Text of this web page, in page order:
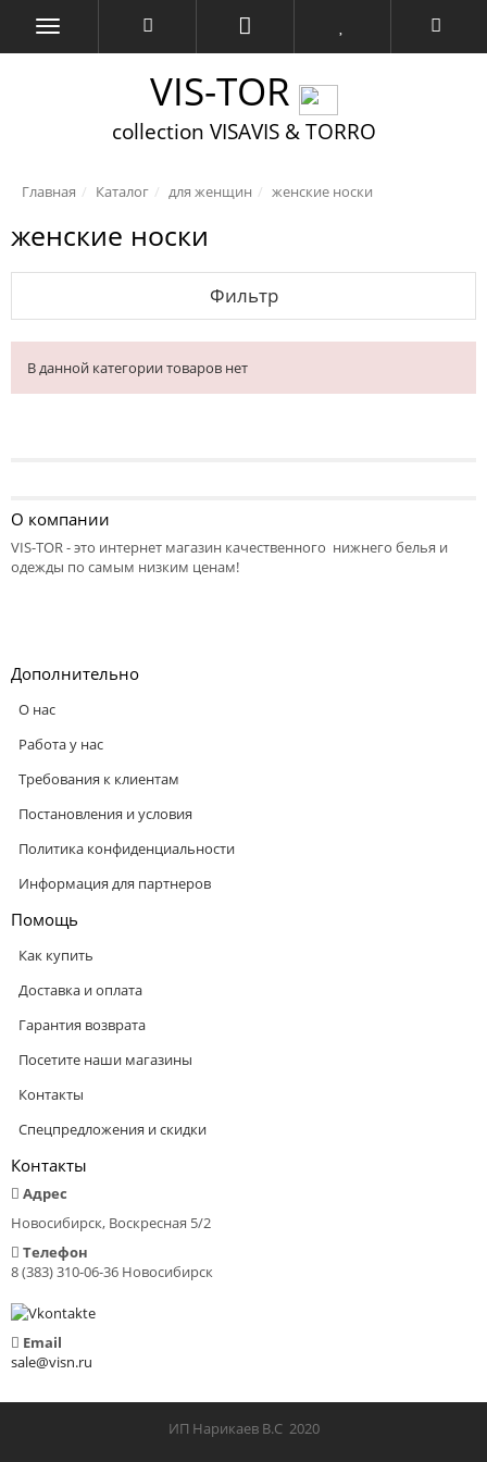
VIS-TOR
collection VISAVIS & TORRO
Главная Каталог для женщин женские носки
женские носки
Фильтр
В данной категории товаров нет
О компании
VIS-TOR - это интернет магазин качественного нижнего белья и
одежды по самым низким ценам!
Дополнительно
О нас
Работа у нас
Требования к клиентам
Постановления и условия
Политика конфиденциальности
Информация для партнеров
Помощь
Как купить
Доставка и оплата
Гарантия возврата
Посетите наши магазины
Контакты
Спецпредложения и скидки
Контакты
Адрес
Новосибирск, Воскресная 5/2
Телефон
8 (383) 310-06-36 Новосибирск
Email
sale@visn.ru
ИП Нарикаев В.С 2020